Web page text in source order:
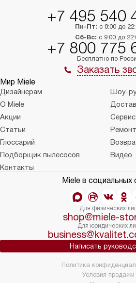
+7 495 540
Пн-Пт: с 8:00 до
Сб-Вс: с 9:00 до
+7 800 775
Бесплатно по
Заказать
Мир Miele
Дизайнерам
Шоу-
О Miele
Акции
Сервис
Статьи
Глоссарий
Подборщик пылесосов
Видео
Контакты
Miele в социальных
Для физических
shop@miele-
Для юридических
Написать
Политика
Условия продажи